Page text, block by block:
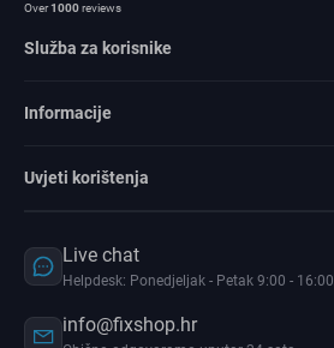
Over1000reviews
Služba za korisnike
Informacije
Uvjeti korištenja
Live chat
Helpdesk: Ponedjeljak - Petak 9:00 - 16:00
info@fixshop.hr